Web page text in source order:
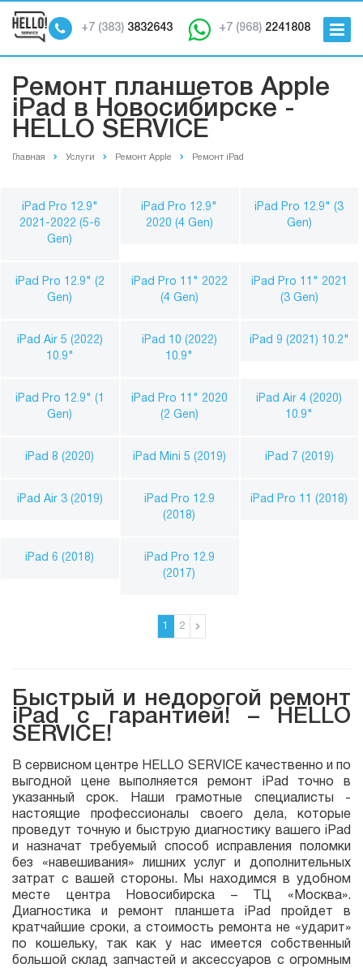
+7 (968) 2241808
+7 (383) 3832643
Ремонт планшетов Apple
iPad в Новосибирске -
HELLO SERVICE
Главная Услуги Ремонт Apple Ремонт iPad
iPad Pro 12.9"
2021-2022 (5-6
Gen)
iPad Pro 12.9"
2020 (4 Gen)
iPad Pro 12.9" (3
Gen)
iPad Pro 12.9" (2
Gen)
iPad Pro 11" 2022
(4 Gen)
iPad Pro 11" 2021
(3 Gen)
iPad Air 5 (2022)
10.9"
iPad 10 (2022)
10.9"
iPad 9 (2021) 10.2"
iPad Pro 12.9" (1
Gen)
iPad Pro 11" 2020
(2 Gen)
iPad Air 4 (2020)
10.9"
iPad 8 (2020) iPad Mini 5 (2019) iPad 7 (2019)
iPad Air 3 (2019)
iPad Pro 12.9
(2018)
iPad Pro 11 (2018)
iPad 6 (2018)
iPad Pro 12.9
(2017)
1 2
Быстрый и недорогой ремонт
iPad с гарантией! – HELLO
SERVICE!
В сервисном центре HELLO SERVICE качественно и по
выгодной цене выполняется ремонт iPad точно в
указанный срок. Наши грамотные специалисты -
настоящие профессионалы своего дела, которые
проведут точную и быструю диагностику вашего iPad
и назначат требуемый способ исправления поломки
без «навешивания» лишних услуг и дополнительных
затрат с вашей стороны. Мы находимся в удобном
месте центра Новосибирска – ТЦ «Москва».
Диагностика и ремонт планшета iPad пройдет в
кратчайшие сроки, а стоимость ремонта не «ударит»
по кошельку, так как у нас имеется собственный
большой склад запчастей и аксессуаров с огромным